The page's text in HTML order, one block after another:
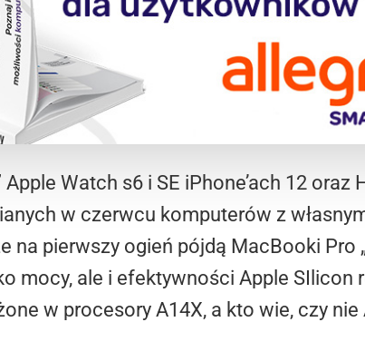
Apple Watch s6 i SE iPhone’ach 12
w czerwcu komputerów z
na pierwszy ogień pójdą MacBooki Pro
mocy, ale i efektywności Apple SIlicon
w procesory A14X, a kto wie, czy nie